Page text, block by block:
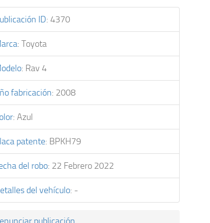
ID: 4370
: Toyota
: Rav 4
fabricación: 2008
: Azul
patente: BPKH79
del robo: 22 Febrero 2022
del vehículo: -